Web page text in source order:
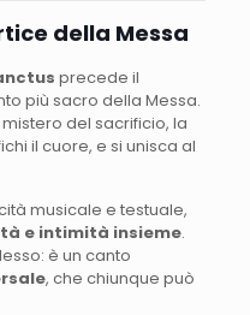
della Messa
precede il
più sacro della Messa.
del sacrificio, la
il cuore, e si unisca al
musicale e testuale,
e intimità insieme.
è un canto
, che chiunque può